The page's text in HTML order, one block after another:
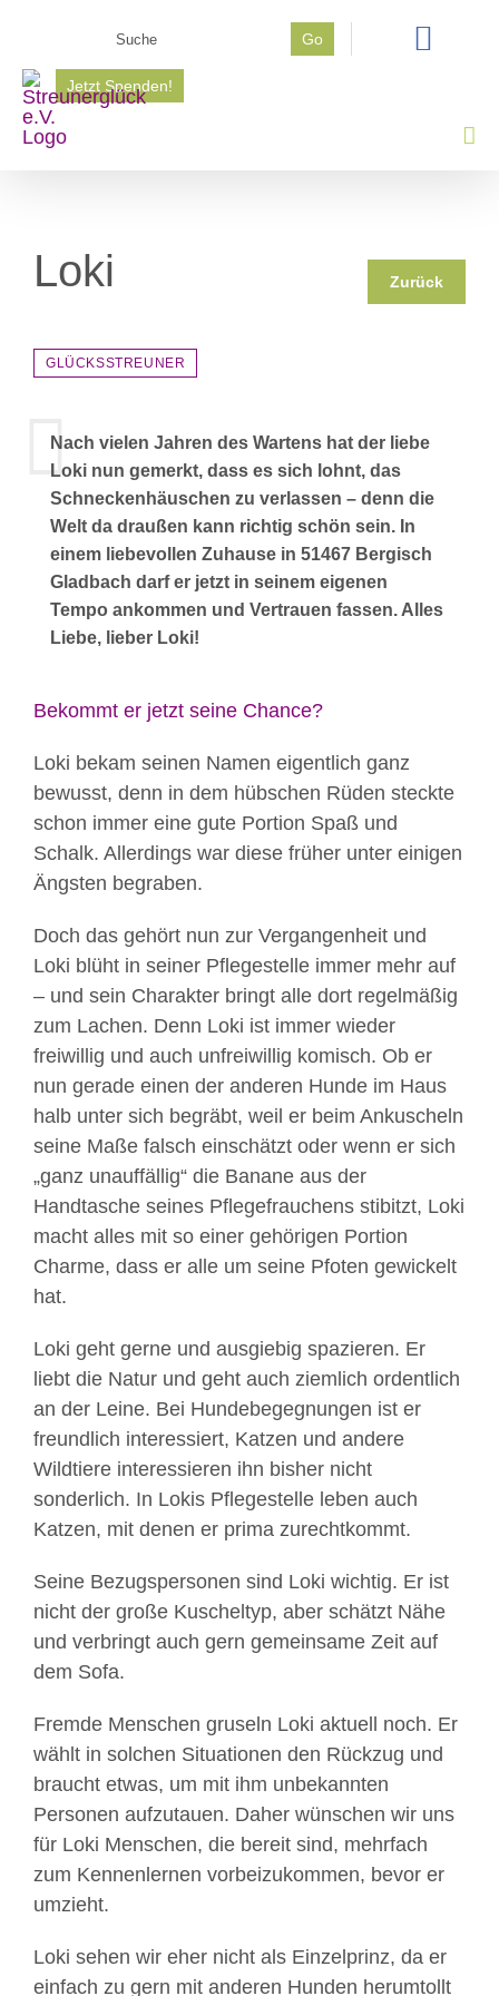
springen
Go
Jetzt Spenden!
Loki Zurück
GLÜCKSSTREUNER
Nach vielen Jahren des Wartens hat der liebe
Loki nun gemerkt, dass es sich lohnt, das
Schneckenhäuschen zu verlassen – denn die
Welt da draußen kann richtig schön sein. In
einem liebevollen Zuhause in 51467 Bergisch
Gladbach darf er jetzt in seinem eigenen
Tempo ankommen und Vertrauen fassen. Alles
Liebe, lieber Loki!
Bekommt er jetzt seine Chance?
Loki bekam seinen Namen eigentlich ganz
bewusst, denn in dem hübschen Rüden steckte
schon immer eine gute Portion Spaß und
Schalk. Allerdings war diese früher unter einigen
Ängsten begraben.
Doch das gehört nun zur Vergangenheit und
Loki blüht in seiner Pflegestelle immer mehr auf
– und sein Charakter bringt alle dort regelmäßig
zum Lachen. Denn Loki ist immer wieder
freiwillig und auch unfreiwillig komisch. Ob er
nun gerade einen der anderen Hunde im Haus
halb unter sich begräbt, weil er beim Ankuscheln
seine Maße falsch einschätzt oder wenn er sich
„ganz unauffällig“ die Banane aus der
Handtasche seines Pflegefrauchens stibitzt, Loki
macht alles mit so einer gehörigen Portion
Charme, dass er alle um seine Pfoten gewickelt
hat.
Loki geht gerne und ausgiebig spazieren. Er
liebt die Natur und geht auch ziemlich ordentlich
an der Leine. Bei Hundebegegnungen ist er
freundlich interessiert, Katzen und andere
Wildtiere interessieren ihn bisher nicht
sonderlich. In Lokis Pflegestelle leben auch
Katzen, mit denen er prima zurechtkommt.
Seine Bezugspersonen sind Loki wichtig. Er ist
nicht der große Kuscheltyp, aber schätzt Nähe
und verbringt auch gern gemeinsame Zeit auf
dem Sofa.
Fremde Menschen gruseln Loki aktuell noch. Er
wählt in solchen Situationen den Rückzug und
braucht etwas, um mit ihm unbekannten
Personen aufzutauen. Daher wünschen wir uns
für Loki Menschen, die bereit sind, mehrfach
zum Kennenlernen vorbeizukommen, bevor er
umzieht.
Loki sehen wir eher nicht als Einzelprinz, da er
einfach zu gern mit anderen Hunden herumtollt